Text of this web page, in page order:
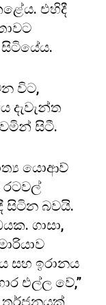
එහිදී
විට,
දැවැන්ත
සිටී.
යොආව්
රටවල්
සිටින බවයි.
ගාසා,
සහ ඉරානය
එල්ල වේ,”
තර්ජනයක්